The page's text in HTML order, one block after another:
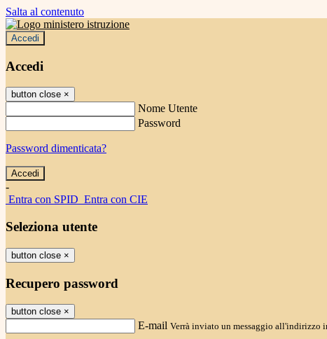
Salta al contenuto
Accedi
Accedi
button close ×
Nome Utente
Password
Password dimenticata?
-
Entra con SPID Entra con CIE
Seleziona utente
button close ×
Recupero password
button close ×
E-mail Verrà inviato un messaggio all'indirizzo